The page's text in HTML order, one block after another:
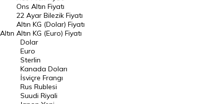
Döviz Kuru
Dolar Kuru
Euro Kuru
Pound Kuru
Frank Kuru
Riyal Kuru
Avustralya Doları
Altın
Ons Altın Fiyatı
22 Ayar Bilezik Fiyatı
Altın KG (Dolar) Fiyatı
Altın KG (Euro) Fiyatı
Dolar
Euro
Sterlin
Kanada Doları
İsviçre Frangı
Rus Rublesi
Suudi Riyali